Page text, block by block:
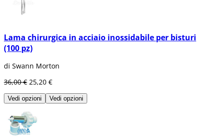
Lama chirurgica in acciaio inossidabile per bisturi
(100 pz)
di Swann Morton
36,00 € 25,20 €
Vedi opzioni Vedi opzioni